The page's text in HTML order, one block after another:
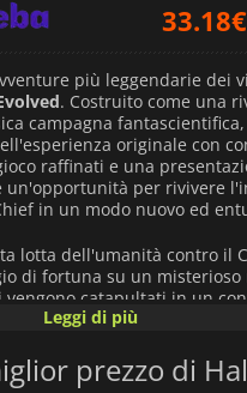
33.18€
44.99
più leggendarie dei
. Costruito come una
campagna
originale con
raffinati e una
un'opportunità per rivivere
in un modo nuovo ed
lotta dell'umanità contro il
di fortuna su un misterioso
catapultati in un
galassia. Esplora vasti
scontri contro potenti
l'anello viene lentamente
Leggi di più
prezzo di